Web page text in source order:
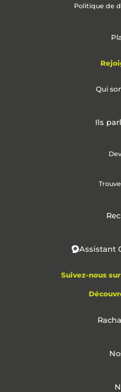
Politique de
Qui
Ils
Assistant
Suivez-nous